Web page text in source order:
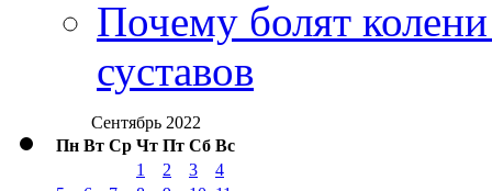
Почему болят
суставов
Сентябрь 2022
Пн Вт Ср Чт Пт Сб Вс
1 2 3
4